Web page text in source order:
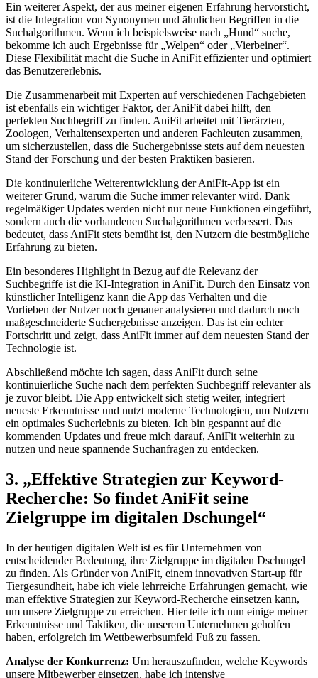
Ein weiterer Aspekt, ⁢der aus meiner⁣ eigenen ‍Erfahrung hervorsticht,
ist die‌ Integration von ​Synonymen und ähnlichen Begriffen in die
Suchalgorithmen. ⁤Wenn ich beispielsweise nach⁣ „Hund“ suche,
‍bekomme ich ⁣auch Ergebnisse für „Welpen“ oder „Vierbeiner“.
‌Diese ​Flexibilität macht die Suche in AniFit effizienter und optimiert
das‌ Benutzererlebnis.
Die ⁤Zusammenarbeit mit ​Experten⁢ auf verschiedenen Fachgebieten ​
ist ebenfalls⁣ ein‍ wichtiger Faktor, der ​AniFit⁢ dabei hilft, den
perfekten Suchbegriff zu finden. AniFit arbeitet⁢ mit Tierärzten,
Zoologen,‍ Verhaltensexperten und anderen ‌Fachleuten zusammen,
um sicherzustellen, dass die Suchergebnisse stets ⁢auf dem neuesten
‌Stand der Forschung und der besten⁢ Praktiken basieren.
Die kontinuierliche Weiterentwicklung der ⁤AniFit-App ist ein
weiterer Grund, warum die Suche immer relevanter wird. Dank
regelmäßiger Updates werden nicht nur neue Funktionen‌ eingeführt,
⁢sondern auch ​die vorhandenen ‍Suchalgorithmen verbessert. Das⁣
bedeutet, dass‍ AniFit‌ stets bemüht ist, den Nutzern die ⁣bestmögliche
⁤Erfahrung zu bieten.
Ein besonderes⁤ Highlight​ in Bezug auf die Relevanz der
Suchbegriffe ist die ⁤KI-Integration in AniFit. Durch‌ den​ Einsatz von
künstlicher Intelligenz kann⁤ die App das Verhalten ⁤und ‌die
Vorlieben ⁤der Nutzer⁣ noch genauer⁤ analysieren und dadurch⁤ noch
maßgeschneiderte ‌Suchergebnisse anzeigen. Das ist ein‍ echter ​
Fortschritt und zeigt, dass AniFit immer ⁢auf dem neuesten Stand der
Technologie ist.
Abschließend ⁤möchte⁣ ich sagen, dass ‍AniFit durch seine
kontinuierliche Suche nach ⁢dem perfekten Suchbegriff relevanter als
je zuvor ‍bleibt. Die ⁤App entwickelt sich stetig weiter, integriert
neueste Erkenntnisse und nutzt⁤ moderne ⁢Technologien, um⁤ Nutzern
ein ⁤optimales Sucherlebnis ⁢zu bieten.⁢ Ich bin gespannt auf ⁣die
kommenden Updates und freue mich darauf, AniFit weiterhin zu
⁤nutzen und neue spannende Suchanfragen zu entdecken.
3. „Effektive Strategien zur Keyword-
Recherche: So findet AniFit seine
Zielgruppe im‍ digitalen ⁣Dschungel“
In der heutigen ‍digitalen Welt ist es für‌ Unternehmen von
entscheidender Bedeutung, ihre Zielgruppe im digitalen ​Dschungel
zu finden.​ Als Gründer von ‌AniFit, ⁢einem innovativen ‍Start-up für
Tiergesundheit, habe ich⁢ viele lehrreiche‌ Erfahrungen gemacht, wie
man effektive Strategien zur Keyword-Recherche einsetzen kann,
um ‍unsere ⁤Zielgruppe zu erreichen. Hier ⁤teile ich nun einige meiner
Erkenntnisse ​und Taktiken, die unserem Unternehmen geholfen
haben, erfolgreich im Wettbewerbsumfeld Fuß zu fassen.
Analyse der ⁣Konkurrenz: Um ‌herauszufinden, ​welche Keywords
unsere Mitbewerber einsetzen, ​habe​ ich intensive